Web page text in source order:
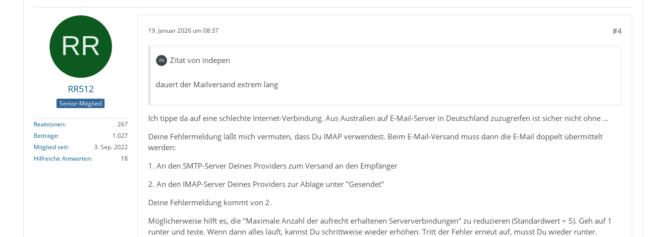
RR512
Senior-Mitglied
Reaktionen
267
Beiträge
1.027
Mitglied seit
3. Sep. 2022
Hilfreiche Antworten
18
19. Januar 2026 um 08:37 #4
Zitat von indepen
dauert der Mailversand extrem lang
Ich tippe da auf eine schlechte Internet-Verbindung. Aus Australien auf E-Mail-Server in Deutschland zuzugreifen ist sicher nicht ohne ...
Deine Fehlermeldung läßt mich vermuten, dass Du IMAP verwendest. Beim E-Mail-Versand muss dann die E-Mail doppelt übermittelt
werden:
1. An den SMTP-Server Deines Providers zum Versand an den Empfänger
2. An den IMAP-Server Deines Providers zur Ablage unter "Gesendet"
Deine Fehlermeldung kommt von 2.
Möglicherweise hilft es, die "Maximale Anzahl der aufrecht erhaltenen Serververbindungen" zu reduzieren (Standardwert = 5). Geh auf 1
runter und teste. Wenn dann alles läuft, kannst Du schrittweise wieder erhöhen. Tritt der Fehler erneut auf, musst Du wieder runter.